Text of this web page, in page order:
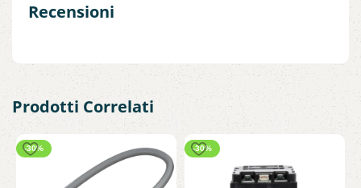
Recensioni
Prodotti Correlati
-30% -30%